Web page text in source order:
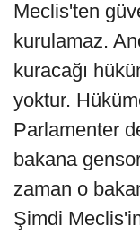
Meclis'ten
kurulamaz.
kuracağı
yoktur.
Parlamenter
bakana
zaman o
Şimdi